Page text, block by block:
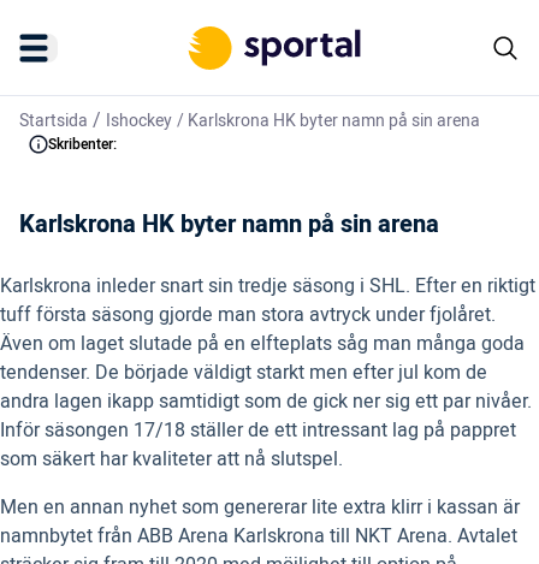
Startsida / Ishockey/Karlskrona HK byter namn på sin arena
Skribenter:
Karlskrona HK byter namn på sin arena
Karlskrona inleder snart sin tredje säsong i SHL. Efter en riktigt
tuff första säsong gjorde man stora avtryck under fjolåret.
Även om laget slutade på en elfteplats såg man många goda
tendenser. De började väldigt starkt men efter jul kom de
andra lagen ikapp samtidigt som de gick ner sig ett par nivåer.
Inför säsongen 17/18 ställer de ett intressant lag på pappret
som säkert har kvaliteter att nå slutspel.
Men en annan nyhet som genererar lite extra klirr i kassan är
namnbytet från ABB Arena Karlskrona till NKT Arena. Avtalet